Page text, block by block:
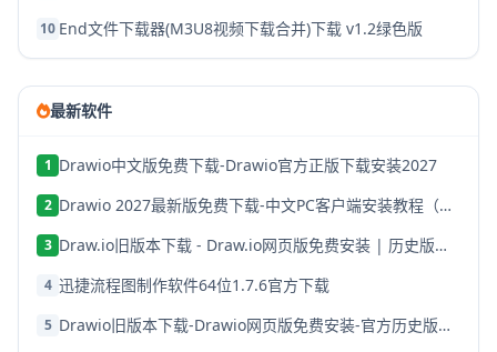
10 End文件下载器(M3U8视频下载合并)下载 v1.2绿色版
最新软件
1 Drawio中文版免费下载-Drawio官方正版下载安装2027
2 Drawio 2027最新版免费下载-中文PC客户端安装教程（含网页版）
3 Draw.io旧版本下载 - Draw.io网页版免费安装 | 历史版本合集
4 迅捷流程图制作软件64位1.7.6官方下载
5 Drawio旧版本下载-Drawio网页版免费安装-官方历史版本大全